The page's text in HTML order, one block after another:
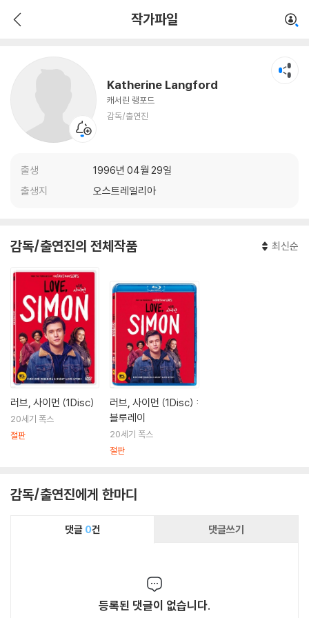
작가파일
Katherine Langford
캐서린 랭포드
감독/출연진
출생
1996년 04월 29일
출생지
오스트레일리아
감독/출연진의 전체작품 최신순
러브, 사이먼 (1Disc)
20세기 폭스
절판
러브, 사이먼 (1Disc) :
블루레이
20세기 폭스
절판
감독/출연진에게 한마디
댓글 0건 댓글쓰기
등록된 댓글이 없습니다.